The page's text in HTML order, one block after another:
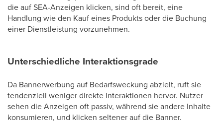
die auf SEA-Anzeigen klicken, sind oft bereit, eine
Handlung wie den Kauf eines Produkts oder die Buchung
einer Dienstleistung vorzunehmen.
Unterschiedliche Interaktionsgrade
Da Bannerwerbung auf Bedarfsweckung abzielt, ruft sie
tendenziell weniger direkte Interaktionen hervor. Nutzer
sehen die Anzeigen oft passiv, während sie andere Inhalte
konsumieren, und klicken seltener auf die Banner.